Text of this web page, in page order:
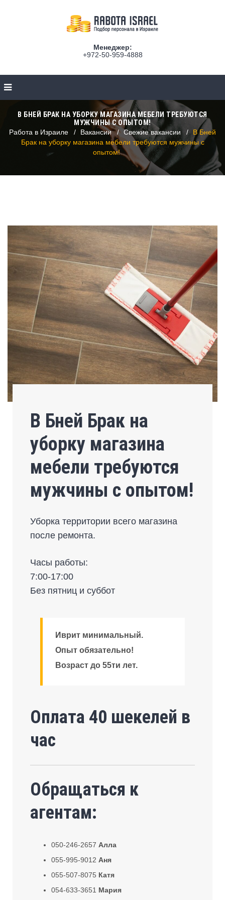
Менеджер:
+972-50-959-4888
В БНЕЙ БРАК НА УБОРКУ МАГАЗИНА МЕБЕЛИ ТРЕБУЮТСЯ
МУЖЧИНЫ С ОПЫТОМ!
Работа в Израиле
Вакансии Свежие вакансии
В Бней
Брак на уборку магазина мебели требуются мужчины с
опытом!
В Бней Брак на
уборку магазина
мебели требуются
мужчины с опытом!
Уборка территории всего магазина
после ремонта.
Часы работы:
7:00-17:00
Без пятниц и суббот
Иврит минимальный.
Опыт обязательно!
Возраст до 55ти лет.
Оплата 40 шекелей в
час
Обращаться к
агентам:
050-246-2657Алла
055-995-9012Аня
055-507-8075 Катя
054-633-3651 Мария